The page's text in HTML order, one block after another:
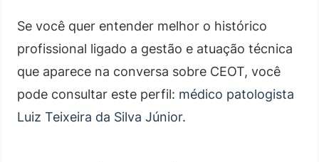
Se você quer entender melhor o histórico
profissional ligado a gestão e atuação técnica
que aparece na conversa sobre CEOT, você
pode consultar este perfil: médico patologista
Luiz Teixeira da Silva Júnior.